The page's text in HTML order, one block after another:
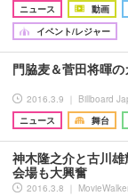
ニュース
動画
イベント/レジャー
門脇麦＆菅田将暉
2016.3.9 ｜ Billboard
ニュース
舞台
神木隆之介と古川
会場も大興奮
2016.3.8 ｜